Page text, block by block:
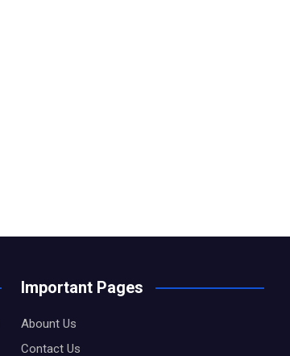
Important Pages
Abount Us
Contact Us